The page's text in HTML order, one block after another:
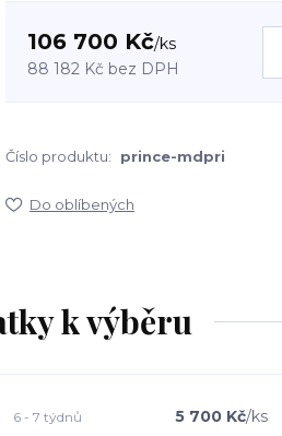
106 700 Kč/ks
88 182 Kč bez DPH
Číslo produktu: prince-mdpri
Do oblíbených
k výběru
5 700 Kč/ks
6 - 7 týdnů